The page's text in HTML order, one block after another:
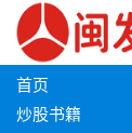
首页
炒股书籍